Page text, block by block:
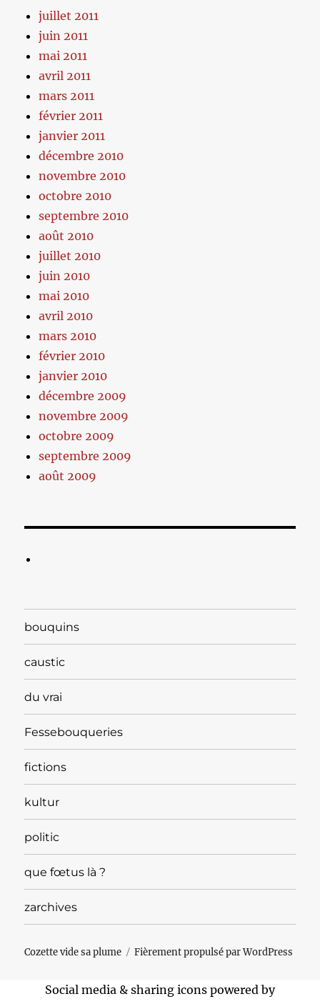
juillet 2011
juin 2011
mai 2011
avril 2011
mars 2011
février 2011
janvier 2011
décembre 2010
novembre 2010
octobre 2010
septembre 2010
août 2010
juillet 2010
juin 2010
mai 2010
avril 2010
mars 2010
février 2010
janvier 2010
décembre 2009
novembre 2009
octobre 2009
septembre 2009
août 2009
bouquins
caustic
du vrai
Fessebouqueries
fictions
kultur
politic
que fœtus là ?
zarchives
Cozette vide sa plume Fièrement propulsé par WordPress
Social media & sharing icons powered by